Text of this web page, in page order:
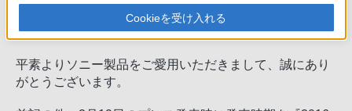
F1.4 GM 「SEL85F14GM」発売日決定のご案内
平素よりソニー製品をご愛用いただきまして、誠にあり
がとうございます。
Cookieを受け入れる